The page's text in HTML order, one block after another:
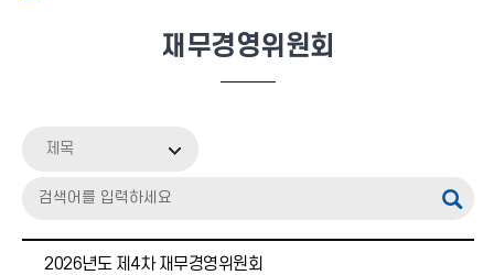
재무경영위원회
제목
2026년도 제4차 재무경영위원회